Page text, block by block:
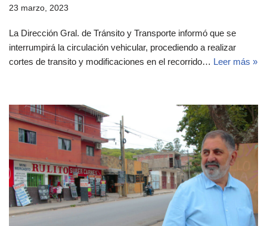
23 marzo, 2023
La Dirección Gral. de Tránsito y Transporte informó que se
interrumpirá la circulación vehicular, procediendo a realizar
cortes de transito y modificaciones en el recorrido… Leer más »